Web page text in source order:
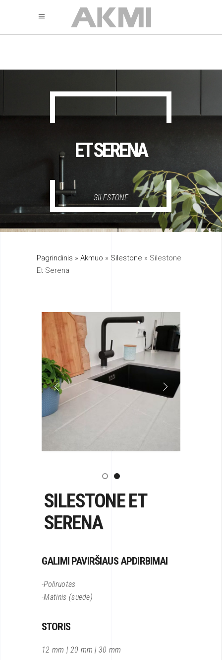
ET SERENA
SILESTONE
895
325
895
Pagrindinis » Akmuo » Silestone » Silestone
Et Serena
SILESTONE ET
SERENA
GALIMI PAVIRŠIAUS APDIRBIMAI
-Poliruotas
-Matinis (suede)
STORIS
12 mm | 20 mm | 30 mm